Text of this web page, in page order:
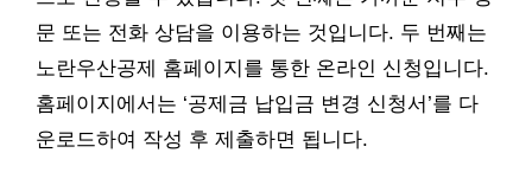
문 또는 전화 상담을 이용하는 것입니다. 두 번째는
노란우산공제 홈페이지를 통한 온라인 신청입니다.
홈페이지에서는 ‘공제금 납입금 변경 신청서’를 다
운로드하여 작성 후 제출하면 됩니다.